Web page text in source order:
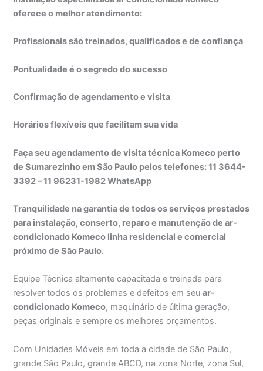
oferece o melhor atendimento:
Profissionais são treinados, qualificados e de confiança
Pontualidade é o segredo do sucesso
Confirmação de agendamento e visita
Horários flexíveis que facilitam sua vida
Faça seu agendamento de visita técnica Komeco perto
de Sumarezinho em São Paulo pelos telefones: 11 3644-
3392 – 11 96231-1982 WhatsApp
Tranquilidade na garantia de todos os serviços prestados
para instalação, conserto, reparo e manutenção de ar-
condicionado Komeco linha residencial e comercial
próximo de São Paulo.
Equipe Técnica altamente capacitada e treinada para
resolver todos os problemas e defeitos em seuar-
condicionado Komeco, maquinário de última geração,
peças originais e sempre os melhores orçamentos.
Com Unidades Móveis em toda a cidade de São Paulo,
grande São Paulo, grande ABCD, na zona Norte, zona Sul,